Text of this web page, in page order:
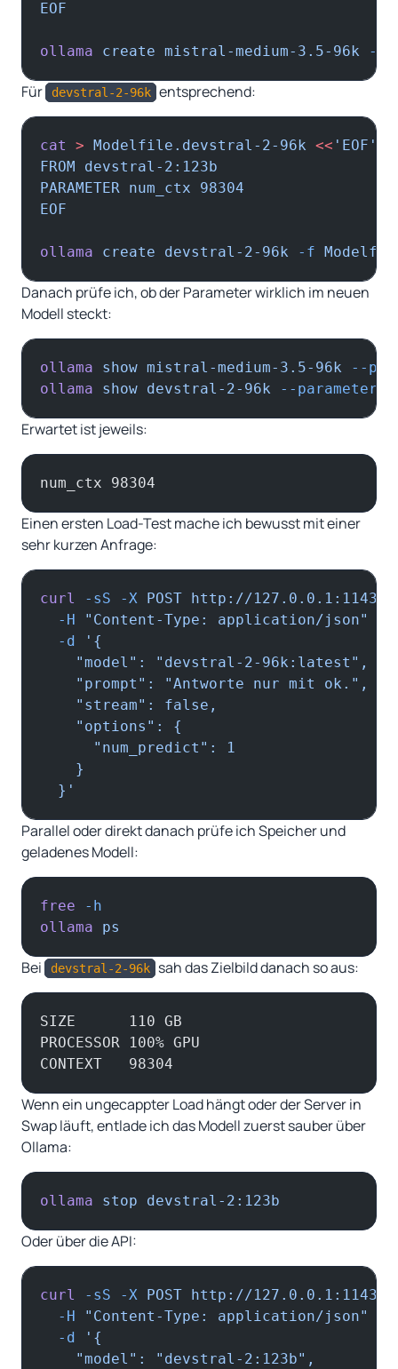
EOF
ollama create mistral-medium-3.5-96k -f
Für devstral-2-96k entsprechend:
cat > Modelfile.devstral-2-96k << 'EOF'
FROM devstral-2:123b
PARAMETER num_ctx 98304
EOF
ollama create devstral-2-96k -f
Danach prüfe ich, ob der Parameter wirklich im neuen
Modell steckt:
ollama show mistral-medium-3.5-96k --
ollama show devstral-2-96k --parameters
Erwartet ist jeweils:
num_ctx 98304
Einen ersten Load-Test mache ich bewusst mit einer
sehr kurzen Anfrage:
curl -sS -X POST http://127.0.0.1:11434/
  -H
"Content-Type: application/json"
  -d
'{
    "model": "devstral-2-96k:latest",
    "prompt": "Antworte nur mit ok.",
    "stream": false,
    "options": {
      "num_predict": 1
    }
  }'
Parallel oder direkt danach prüfe ich Speicher und
geladenes Modell:
free -h
ollama ps
Bei devstral-2-96k sah das Zielbild danach so aus:
SIZE      110 GB
PROCESSOR 100% GPU
CONTEXT   98304
Wenn ein ungecappter Load hängt oder der Server in
Swap läuft, entlade ich das Modell zuerst sauber über
Ollama:
ollama stop devstral-2:123b
Oder über die API:
curl -sS -X POST http://127.0.0.1:11434/
  -H
"Content-Type: application/json"
  -d
'{
    "model": "devstral-2:123b",